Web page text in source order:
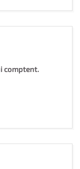
comptent.